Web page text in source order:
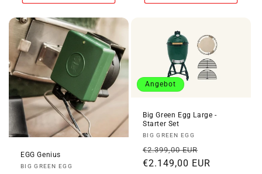
EGG Genius
Anbieter:
BIG GREEN EGG
Angebot
Big Green Egg Large -
Starter Set
Anbieter:
BIG GREEN EGG
Normaler
Preis
€2.399,00 EUR
€2.149,00 EUR